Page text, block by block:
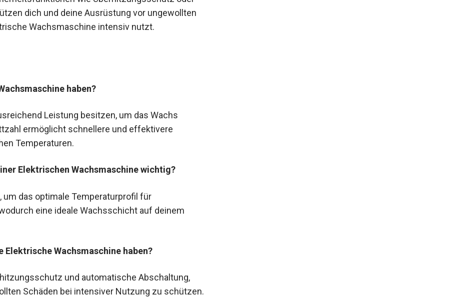
wie Überhitzungsschutz oder
dich und deine Ausrüstung vor ungewollten
Leistung besitzen, um das Wachs
ermöglicht schnellere und effektivere
das optimale Temperaturprofil für
eine ideale Wachsschicht auf deinem
und automatische Abschaltung,